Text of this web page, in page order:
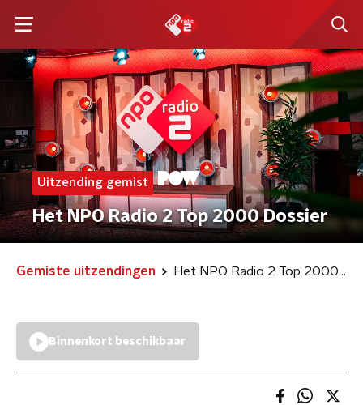
Uitzending gemist
Het NPO Radio 2 Top 2000 Dossier
Gemiste uitzendingen Het NPO Radio 2 Top 2000 Dossier
Binnenkort beschikbaar